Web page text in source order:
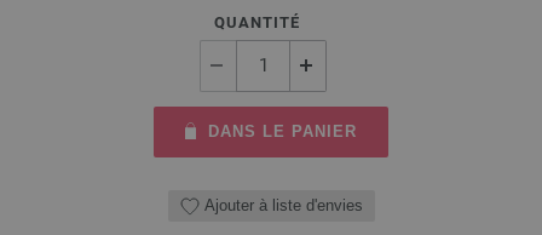
QUANTITÉ
DANS LE PANIER
Ajouter à liste d'envies